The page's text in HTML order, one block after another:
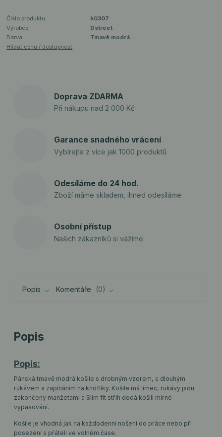
Číslo produktu:
k0307
Výrobce:
Dstreet
Barva:
Tmavě modrá
Hlídat cenu / dostupnost
Doprava ZDARMA
Při nákupu nad 2 000 Kč
Garance snadného vrácení
Vybírejte z více jak 1000 produktů
Odesíláme do 24 hod.
Zboží máme skladem, ihned odesíláme
Osobní přístup
Našich zákazníků si vážíme
Popis Komentáře 0
Popis
Popis:
Pánská tmavě modrá košile s drobným vzorem, s dlouhým
rukávem a zapínáním na knoflíky. Košile má límec, rukávy jsou
zakončeny manžetami a Slim fit střih dodá košili mírné
vypasování.
Košile je vhodná jak na každodenní nošení do práce nebo při
posezení s přáteli ve volném čase.